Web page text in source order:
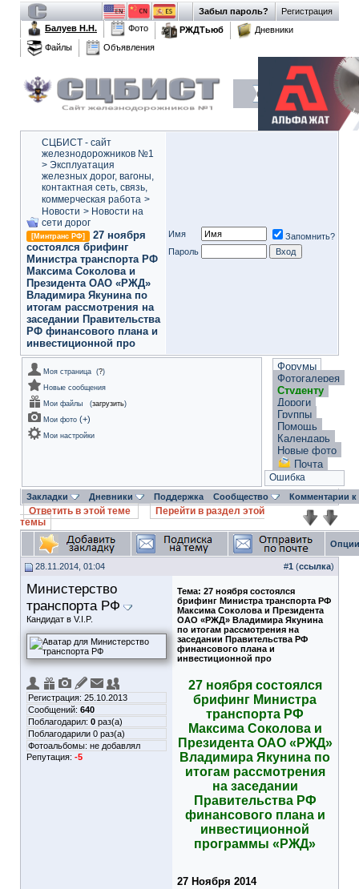
Регистрация
Забыл пароль?
Балуев Н.Н.
Фото РЖДТьюб
Дневники
Файлы
Объявления
СЦБИСТ - сайт
железнодорожников №1
> Эксплуатация
железных дорог, вагоны,
контактная сеть, связь,
коммерческая работа >
Новости > Новости на
сети дорог
[Минтранс РФ]
27 ноября
состоялся брифинг
Министра транспорта РФ
Максима Соколова и
Президента ОАО «РЖД»
Владимира Якунина по
итогам рассмотрения на
заседании Правительства
РФ финансового плана и
инвестиционной про
Имя
Запомнить?
Пароль
Моя страница (?)
Новые сообщения
Мои файлы
(загрузить)
Мои фото (+)
Мои настройки
Форумы
Фотогалерея
Студенту
Дороги
Группы
Помощь
Календарь
Новые фото
Почта
Ошибка
Закладки Дневники Поддержка Сообщество Комментарии
Ответить в этой теме
Перейти в раздел этой
темы
28.11.2014, 01:04 #1 (ссылка)
Министерство
транспорта РФ
Кандидат в V.I.P.
Регистрация: 25.10.2013
Сообщений: 640
Поблагодарил: 0 раз(а)
Поблагодарили 0 раз(а)
Фотоальбомы: не добавлял
Репутация: -5
Тема: 27 ноября состоялся
брифинг Министра транспорта РФ
Максима Соколова и Президента
ОАО «РЖД» Владимира Якунина
по итогам рассмотрения на
заседании Правительства РФ
финансового плана и
инвестиционной про
27 ноября состоялся
брифинг Министра
транспорта РФ
Максима Соколова и
Президента ОАО «РЖД»
Владимира Якунина по
итогам рассмотрения
на заседании
Правительства РФ
финансового плана и
инвестиционной
программы «РЖД»
27 Ноября 2014